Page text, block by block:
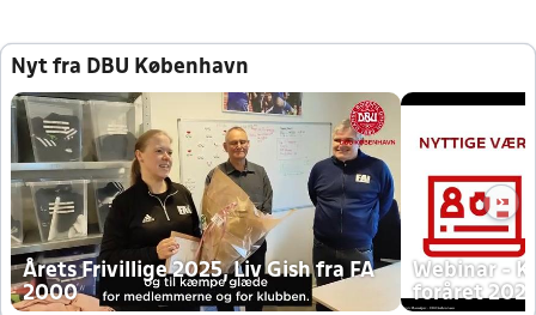
Nyt fra DBU København
Årets Frivillige 2025, Liv Gish fra FA
2000
Webinar -
foråret